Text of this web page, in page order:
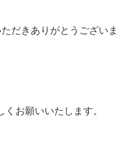
だきありがとうございま
お願いいたします。